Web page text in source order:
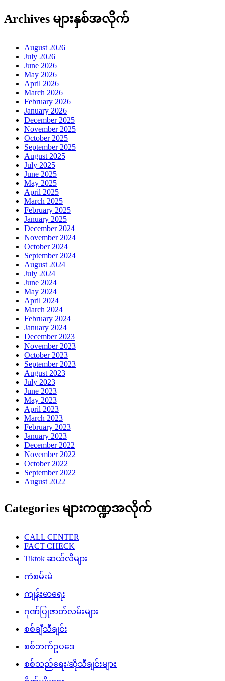
Archives များနှစ်အလိုက်
August 2026
July 2026
June 2026
May 2026
April 2026
March 2026
February 2026
January 2026
December 2025
November 2025
October 2025
September 2025
August 2025
July 2025
June 2025
May 2025
April 2025
March 2025
February 2025
January 2025
December 2024
November 2024
October 2024
September 2024
August 2024
July 2024
June 2024
May 2024
April 2024
March 2024
February 2024
January 2024
December 2023
November 2023
October 2023
September 2023
August 2023
July 2023
June 2023
May 2023
April 2023
March 2023
February 2023
January 2023
December 2022
November 2022
October 2022
September 2022
August 2022
Categories များကဏ္ဍအလိုက်
CALL CENTER
FACT CHECK
Tiktok ဆယ်လီများ
ကံစမ်းမဲ
ကျန်းမာရေး
ဂုဏ်ပြုဇာတ်လမ်းများ
စစ်ချီသီချင်း
စစ်ဘက်ဥပဒေ
စစ်သည်ရေး/ဆိုသီချင်းများ